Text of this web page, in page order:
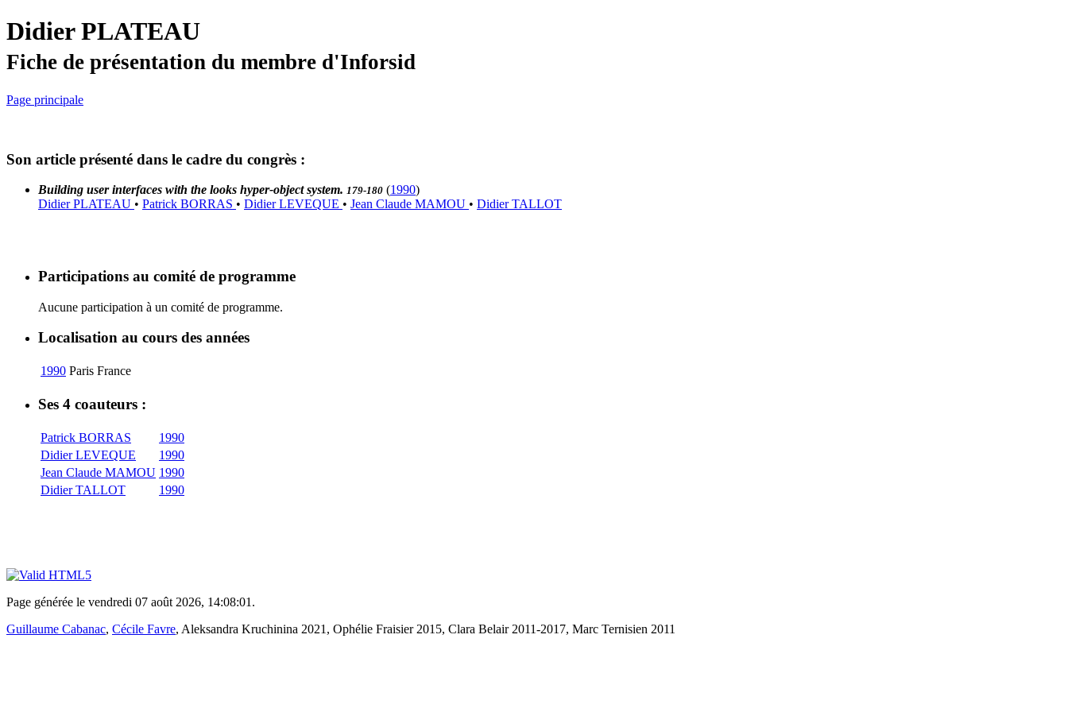
Didier PLATEAU
Fiche de présentation du membre d'Inforsid
Page principale
Son article présenté dans le cadre du congrès :
Building user interfaces with the looks hyper-object system. 179-180 (1990)
Didier PLATEAU • Patrick BORRAS • Didier LEVEQUE • Jean Claude MAMOU • Didier TALLOT
Participations au comité de programme
Aucune participation à un comité de programme.
Localisation au cours des années
1990 Paris France
Ses 4 coauteurs :
Patrick BORRAS
1990
Didier LEVEQUE
1990
Jean Claude MAMOU 1990
Didier TALLOT
1990
Page générée le vendredi 07 août 2026, 14:08:01.
Guillaume Cabanac, Cécile Favre, Aleksandra Kruchinina 2021, Ophélie Fraisier 2015, Clara Belair 2011-2017, Marc Ternisien 2011